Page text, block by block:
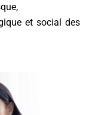
et social des